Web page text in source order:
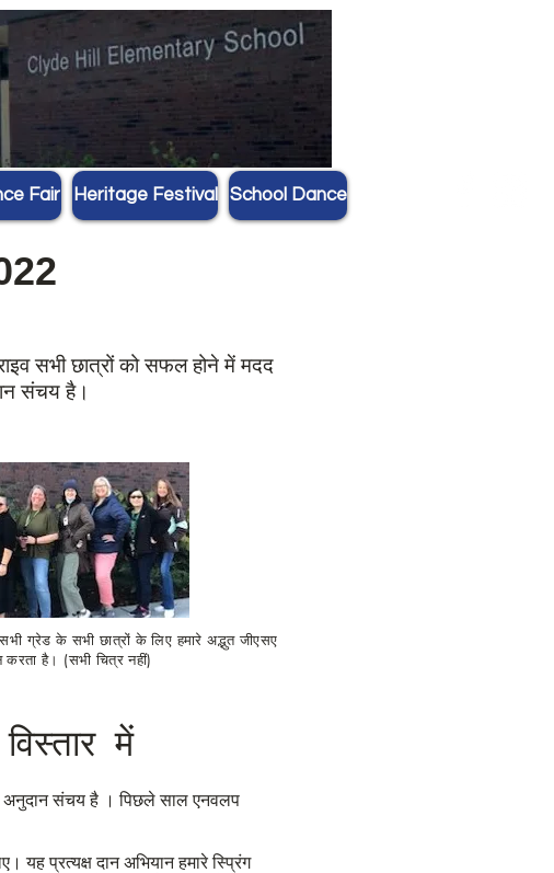
Fair Heritage Festival School Dance
सभी छात्रों को सफल होने में मदद
संचय है।
ग्रेड के सभी छात्रों के लिए हमारे अद्भुत जीएसए
करता है। (सभी चित्र नहीं)
में
अनुदान संचय है । पिछले साल एनवलप
यह प्रत्यक्ष दान अभियान हमारे स्प्रिंग